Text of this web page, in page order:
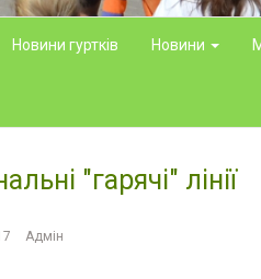
Новини гуртків Новини
"гарячі" лінії
Адмін